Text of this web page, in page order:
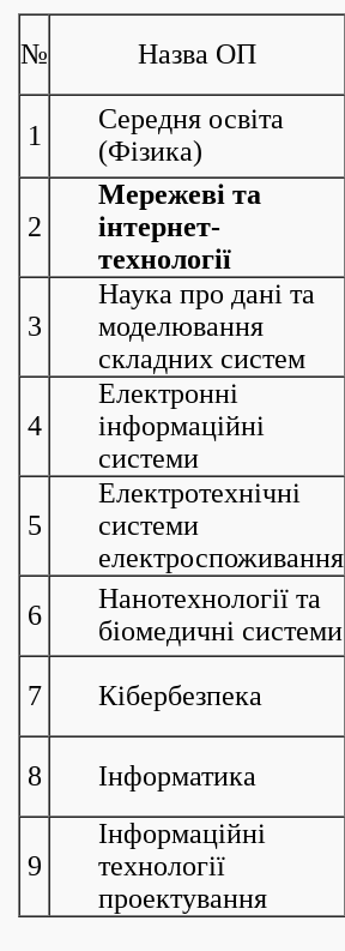
№ Назва ОП
1
Середня освіта
(Фізика)
2
Мережеві та
інтернет-
технології
3
Наука про дані та
моделювання
складних систем
4
Електронні
інформаційні
системи
5
Електротехнічні
системи
електроспоживання
6
Нанотехнології та
біомедичні системи
7 Кібербезпека
8 Інформатика
9
Інформаційні
технології
проектування